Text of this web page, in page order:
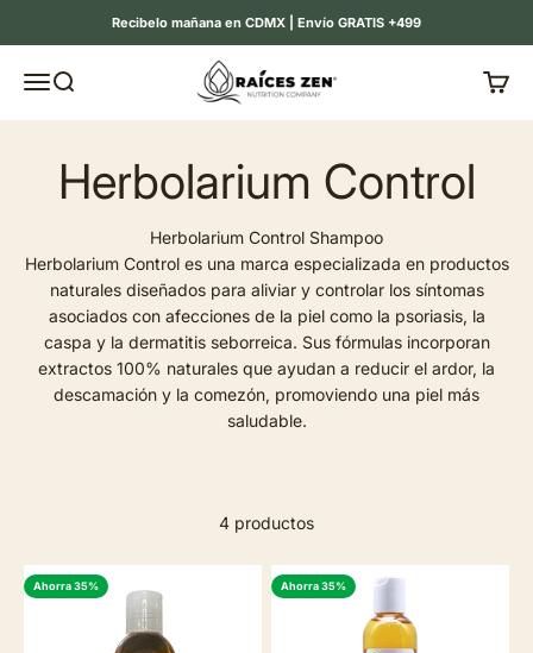
Recibelo mañana en CDMX | Envío GRATIS +499
MenúBuscar Raíces Zen Carrito
Herbolarium Control Shampoo
Herbolarium Control es una marca especializada en productos
naturales diseñados para aliviar y controlar los síntomas
asociados con afecciones de la piel como la psoriasis, la
caspa y la dermatitis seborreica. Sus fórmulas incorporan
extractos 100% naturales que ayudan a reducir el ardor, la
descamación y la comezón, promoviendo una piel más
saludable.
4 productos
Ahorra 35% Ahorra 35%